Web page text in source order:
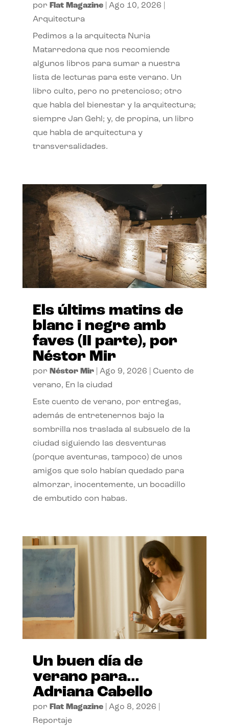
por Flat Magazine| Ago 10, 2026
Arquitectura
Pedimos a la arquitecta Nuria
Matarredona que nos recomiende
algunos libros para sumar a nuestra
lista de lecturas para este verano. Un
libro culto, pero no pretencioso; otro
que habla del bienestar y la arquitectura;
siempre Jan Gehl; y, de propina, un libro
que habla de arquitectura y
transversalidades.
Els últims matins de
blanc i negre amb
faves (II parte), por
Néstor Mir
por Néstor Mir| Ago 9, 2026
Cuento de
verano, En la ciudad
Este cuento de verano, por entregas,
además de entretenernos bajo la
sombrilla nos traslada al subsuelo de la
ciudad siguiendo las desventuras
(porque aventuras, tampoco) de unos
amigos que solo habían quedado para
almorzar, inocentemente, un bocadillo
de embutido con habas.
Un buen día de
verano para…
Adriana Cabello
por Flat Magazine| Ago 8, 2026
Reportaje